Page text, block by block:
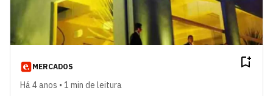
MERCADOS
Há 4 anos • 1 min de leitura